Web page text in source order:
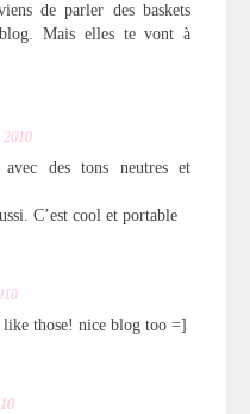
de parler des baskets
blog. Mais elles te vont à
2010
des tons neutres et
C’est cool et portable
those! nice blog too =]